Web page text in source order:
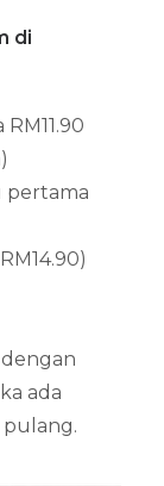
di
pertama
ada
pulang.